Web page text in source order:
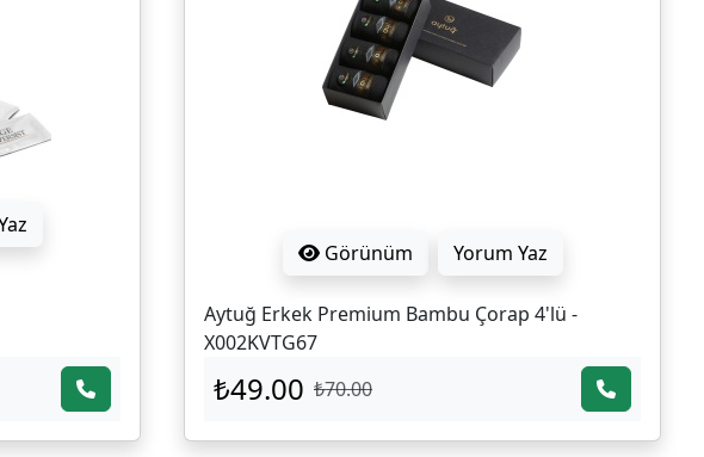
Görünüm Yorum Yaz
Aytuğ Erkek Premium Bambu Çorap 4'lü -
X002KVTG67
₺49.00 ₺70.00